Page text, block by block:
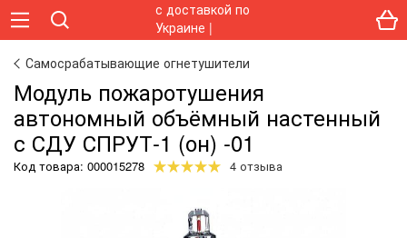
Самосрабатывающие огнетушители
Модуль пожаротушения
автономный объёмный настенный
с СДУ СПРУТ-1 (он) -01
Код товара: 000015278 4 отзыва